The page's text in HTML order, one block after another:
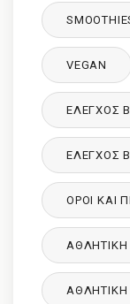
VEGAN
ΈΛΕΓΧΟΣ
ΈΛΕΓΧΟΣ
ΌΡΟΙ ΚΑΙ